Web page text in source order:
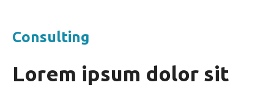
Consulting
Lorem ipsum dolor sit